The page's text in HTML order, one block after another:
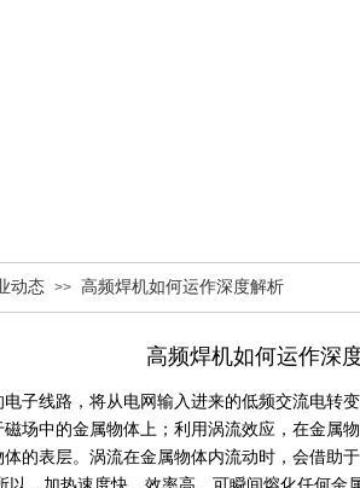
动态 >> 高频焊机如何运作深度解析
高频焊机如何运作深
子线路，将从电网输入进来的低频交流电转
场中的金属物体上；利用涡流效应，在金属
的表层。涡流在金属物体内流动时，会借助